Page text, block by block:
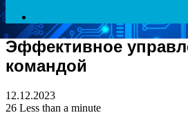
for
Эффективное
командой
12.12.2023
26 Less than a minute